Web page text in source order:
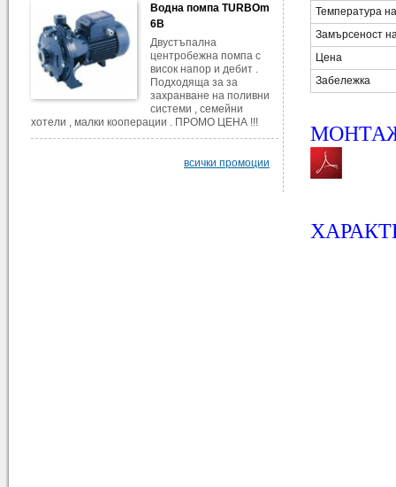
Водна помпа TURBOm
6B
Двустъпална
центробежна помпа с
висок напор и дебит .
Подходяща за за
захранване на поливни
системи , семейни
хотели , малки кооперации . ПРОМО ЦЕНА !!!
всички промоции
Температура
Замърсеност
Цена
Забележка